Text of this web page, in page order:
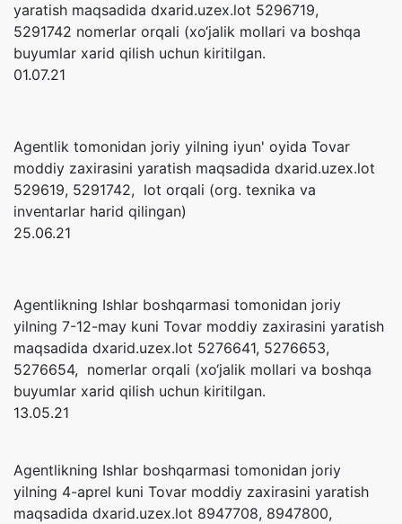
yaratish maqsadida dxarid.uzex.lot 5296719,
5291742 nomerlar orqali (xo‘jalik mollari va boshqa
buyumlar xarid qilish uchun kiritilgan.
01.07.21
Agentlik tomonidan joriy yilning iyun' oyida Tovar
moddiy zaxirasini yaratish maqsadida dxarid.uzex.lot
529619, 5291742, lot orqali (org. texnika va
inventarlar harid qilingan)
25.06.21
Agentlikning Ishlar boshqarmasi tomonidan joriy
yilning 7-12-may kuni Tovar moddiy zaxirasini yaratish
maqsadida dxarid.uzex.lot 5276641, 5276653,
5276654, nomerlar orqali (xo‘jalik mollari va boshqa
buyumlar xarid qilish uchun kiritilgan.
13.05.21
Agentlikning Ishlar boshqarmasi tomonidan joriy
yilning 4-aprel kuni Tovar moddiy zaxirasini yaratish
maqsadida dxarid.uzex.lot 8947708, 8947800,